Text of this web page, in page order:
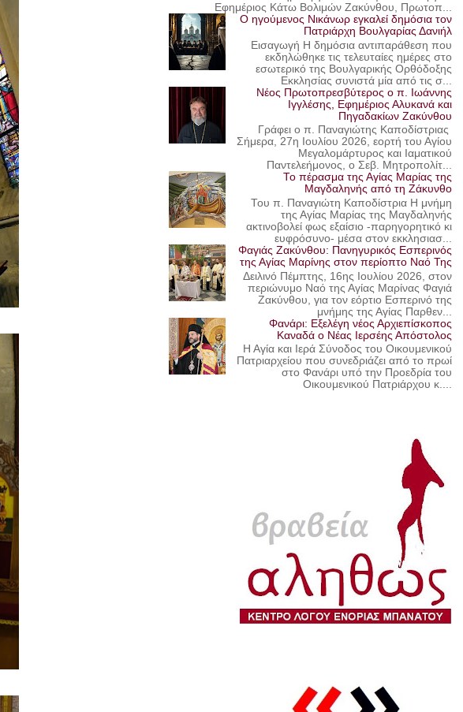
Εφημέριος Κάτω Βολιμών Ζακύνθου, Πρωτοπ...
Ο ηγούμενος Νικάνωρ εγκαλεί δημόσια τον
Πατριάρχη Βουλγαρίας Δανιήλ
Εισαγωγή Η δημόσια αντιπαράθεση που
εκδηλώθηκε τις τελευταίες ημέρες στο
εσωτερικό της Βουλγαρικής Ορθόδοξης
Εκκλησίας συνιστά μία από τις σ...
Νέος Πρωτοπρεσβύτερος ο π. Ιωάννης
Ιγγλέσης, Εφημέριος Αλυκανά και
Πηγαδακίων Ζακύνθου
Γράφει ο π. Παναγιώτης Καποδίστριας
Σήμερα, 27η Ιουλίου 2026, εορτή του Αγίου
Μεγαλομάρτυρος και Ιαματικού
Παντελεήμονος, ο Σεβ. Μητροπολίτ...
Το πέρασμα της Αγίας Μαρίας της
Μαγδαληνής από τη Ζάκυνθο
Του π. Παναγιώτη Καποδίστρια Η μνήμη
της Αγίας Μαρίας της Μαγδαληνής
ακτινοβολεί φως εξαίσιο -παρηγορητικό κι
ευφρόσυνο- μέσα στον εκκλησιασ...
Φαγιάς Ζακύνθου: Πανηγυρικός Εσπερινός
της Αγίας Μαρίνης στον περίοπτο Ναό Της
Δειλινό Πέμπτης, 16ης Ιουλίου 2026, στον
περιώνυμο Ναό της Αγίας Μαρίνας Φαγιά
Ζακύνθου, για τον εόρτιο Εσπερινό της
μνήμης της Αγίας Παρθεν...
Φανάρι: Εξελέγη νέος Αρχιεπίσκοπος
Καναδά ο Νέας Ιερσέης Απόστολος
Η Αγία και Ιερά Σύνοδος του Οικουμενικού
Πατριαρχείου που συνεδριάζει από το πρωί
στο Φανάρι υπό την Προεδρία του
Οικουμενικού Πατριάρχου κ....